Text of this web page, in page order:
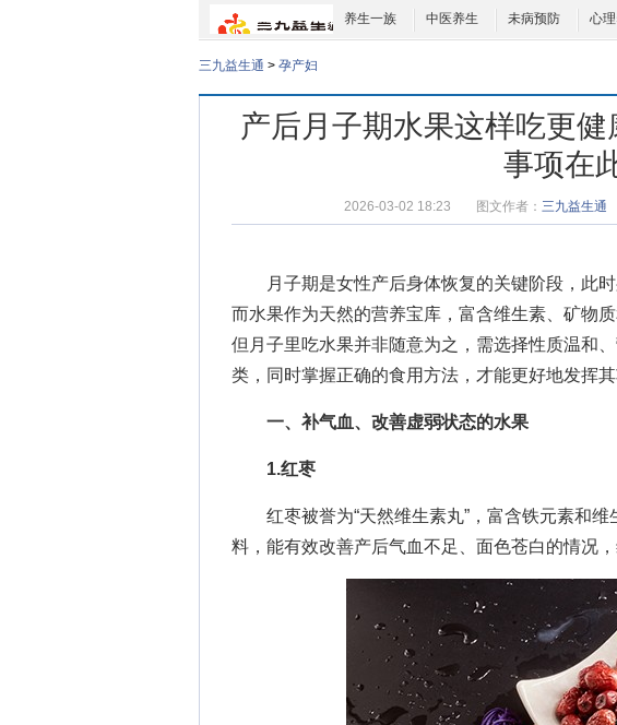
养生一族 中医养生 未病预防 心
三九益生通 > 孕产妇
产后月子期水果这样吃更
事项在
2026-03-02 18:23 图文作者： 三九益生通
月子期是女性产后身体恢复的关键阶段，此时
而水果作为天然的营养宝库，富含维生素、矿物
但月子里吃水果并非随意为之，需选择性质温和
类，同时掌握正确的食用方法，才能更好地发挥其
一、补气血、改善虚弱状态的水果
1.红枣
红枣被誉为“天然维生素丸”，富含铁元素和维
料，能有效改善产后气血不足、面色苍白的情况